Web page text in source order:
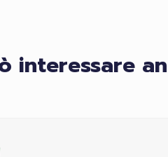
interessare